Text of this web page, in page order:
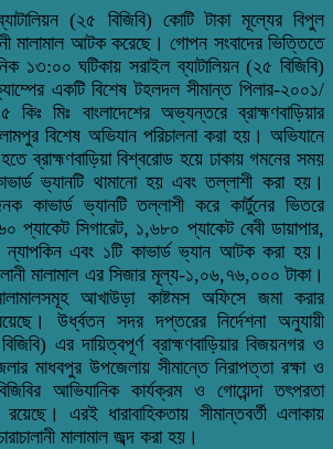
(২৫ বিজিবি) কোটি টাকা মূল্যের বিপুল
মালামাল আটক করেছে। গোপন সংবাদের ভিত্তিতে
১৩:০০ ঘটিকায় সরাইল ব্যাটালিয়ন (২৫ বিজিবি)
ক্যাম্পের একটি বিশেষ টহলদল সীমান্ত পিলার-২০০১/
মিঃ বাংলাদেশের অভ্যন্তরে ব্রাহ্মণবাড়িয়ার
বিশেষ অভিযান পরিচালনা করা হয়। অভিযানে
ব্রাহ্মণবাড়িয়া বিশ্বরোড হয়ে ঢাকায় গমনের সময়
ভ্যানটি থামানো হয় এবং তল্লাশী করা হয়।
কাভার্ড ভ্যানটি তল্লাশী করে কার্টুনের ভিতরে
সিগারেট, ১,৬৮০ প্যাকেট বেবী ডায়াপার,
ন্যাপকিন এবং ১টি কাভার্ড ভ্যান আটক করা হয়।
মালামাল এর সিজার মূল্য-১,০৬,৭৬,০০০ টাকা।
আখাউড়া কাষ্টমস অফিসে জমা করার
উর্ধ্বতন সদর দপ্তরের নির্দেশনা অনুযায়ী
এর দায়িত্বপূর্ণ ব্রাহ্মণবাড়িয়ার বিজয়নগর ও
মাধবপুর উপজেলায় সীমান্তে নিরাপত্তা রক্ষা ও
আভিযানিক কার্যক্রম ও গোয়েন্দা তৎপরতা
এরই ধারাবাহিকতায় সীমান্তবর্তী এলাকায়
মালামাল জব্দ করা হয়।